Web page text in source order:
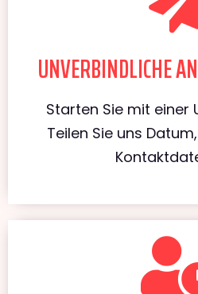
UNVERBINDLICHE
Starten Sie mit einer
Teilen Sie uns